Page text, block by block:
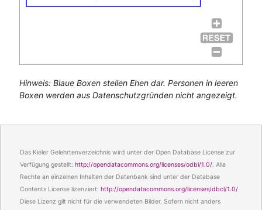
Hinweis: Blaue Boxen stellen Ehen dar. Personen in leeren
Boxen werden aus Datenschutzgründen nicht angezeigt.
Das Kieler Gelehrtenverzeichnis wird unter der Open Database License zur
Verfügung gestellt: http://opendatacommons.org/licenses/odbl/1.0/. Alle
Rechte an einzelnen Inhalten der Datenbank sind unter der Database
Contents License lizenziert: http://opendatacommons.org/licenses/dbcl/1.0/
Diese Lizenz gilt nicht für die verwendeten Bilder. Sofern nicht anders